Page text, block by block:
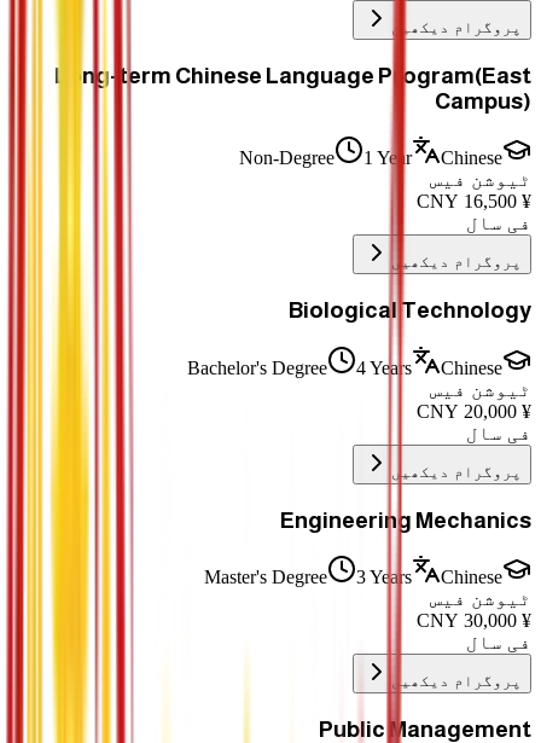
پروگرام دیکھیں
Long-term Chinese Language Program(East
Campus)
Non-Degree 1 Year
Chinese
ٹیوشن فیس
¥
16,500
فی سال
پروگرام دیکھیں
Biological Technology
Bachelor's Degree 4 Years
Chinese
ٹیوشن فیس
¥
20,000
فی سال
پروگرام دیکھیں
Engineering Mechanics
Master's Degree 3 Years
Chinese
ٹیوشن فیس
¥
30,000
فی سال
پروگرام دیکھیں
Public Management